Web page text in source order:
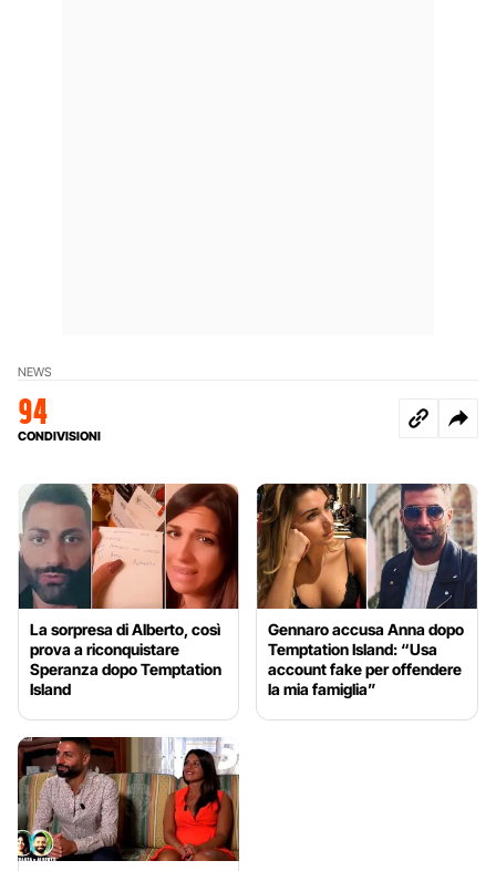
NEWS
94
CONDIVISIONI
La sorpresa di Alberto, così
prova a riconquistare
Speranza dopo Temptation
Island
Gennaro accusa Anna dopo
Temptation Island: “Usa
account fake per offendere
la mia famiglia”